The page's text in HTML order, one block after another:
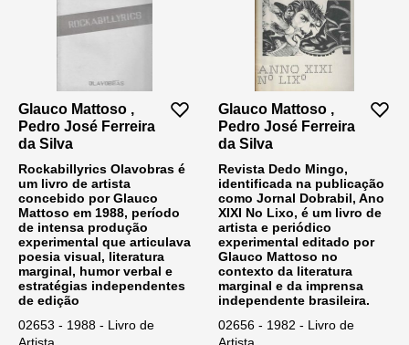
Glauco Mattoso ,
Pedro José Ferreira
da Silva
Rockabillyrics Olavobras é
um livro de artista
concebido por Glauco
Mattoso em 1988, período
de intensa produção
experimental que articulava
poesia visual, literatura
marginal, humor verbal e
estratégias independentes
de edição
02653 - 1988 - Livro de
Glauco Mattoso ,
Pedro José Ferreira
da Silva
Revista Dedo Mingo,
identificada na publicação
como Jornal Dobrabil, Ano
XIXI No Lixo, é um livro de
artista e periódico
experimental editado por
Glauco Mattoso no
contexto da literatura
marginal e da imprensa
independente brasileira.
02656 - 1982 - Livro de